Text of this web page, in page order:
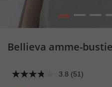
1 2 3
Bellieva amme-
3.8 (51)